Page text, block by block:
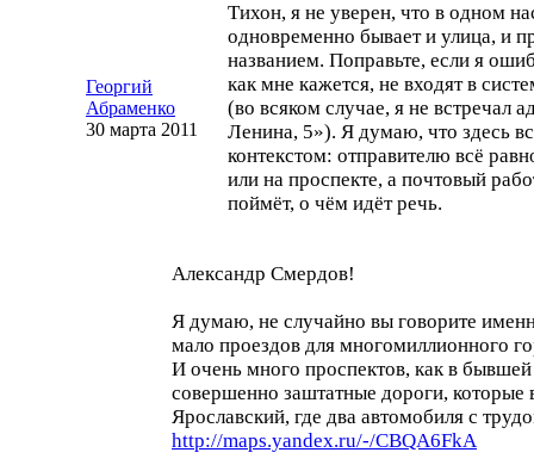
Георгий
Абраменко
30 марта 2011
Тихон, я не уверен, что в одном
одновременно бывает и улица, и
названием. Поправьте, если я
как мне кажется, не входят в
(во всяком случае, я не встречал
Ленина, 5»). Я думаю, что здесь
контекстом: отправителю всё
или на проспекте, а почтовый
поймёт, о чём идёт речь.
Александр Смердов!
Я думаю, не случайно вы говорите
мало проездов для многомиллионного
И очень много проспектов, как в
совершенно заштатные дороги,
Ярославский, где два автомобиля с
http://maps.yandex.ru/-/CBQA6FkA